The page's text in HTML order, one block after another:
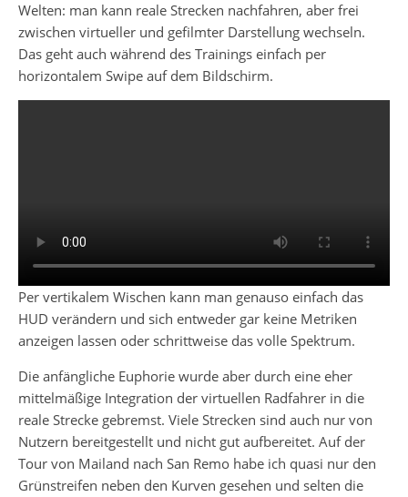
Welten: man kann reale Strecken nachfahren, aber frei
zwischen virtueller und gefilmter Darstellung wechseln.
Das geht auch während des Trainings einfach per
horizontalem Swipe auf dem Bildschirm.
Per vertikalem Wischen kann man genauso einfach das
HUD verändern und sich entweder gar keine Metriken
anzeigen lassen oder schrittweise das volle Spektrum.
Die anfängliche Euphorie wurde aber durch eine eher
mittelmäßige Integration der virtuellen Radfahrer in die
reale Strecke gebremst. Viele Strecken sind auch nur von
Nutzern bereitgestellt und nicht gut aufbereitet. Auf der
Tour von Mailand nach San Remo habe ich quasi nur den
Grünstreifen neben den Kurven gesehen und selten die